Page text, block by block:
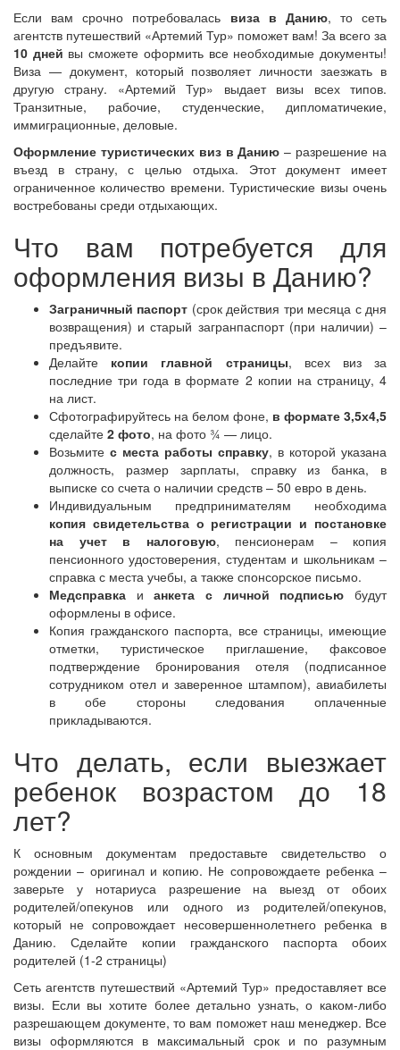
Если вам срочно потребовалась виза в Данию, то сеть
агентств путешествий «Артемий Тур» поможет вам! За всего за
10 дней вы сможете оформить все необходимые документы!
Виза — документ, который позволяет личности заезжать в
другую страну. «Артемий Тур» выдает визы всех типов.
Транзитные, рабочие, студенческие, дипломатичекие,
иммиграционные, деловые.
Оформление туристических виз в Данию – разрешение на
въезд в страну, с целью отдыха. Этот документ имеет
ограниченное количество времени. Туристические визы очень
востребованы среди отдыхающих.
Что вам потребуется для
оформления визы в Данию?
Заграничный паспорт (срок действия три месяца с дня
возвращения) и старый загранпаспорт (при наличии) –
предъявите.
Делайте копии главной страницы, всех виз за
последние три года в формате 2 копии на страницу, 4
на лист.
Сфотографируйтесь на белом фоне, в формате 3,5х4,5
сделайте 2 фото, на фото ¾ — лицо.
Возьмите с места работы справку, в которой указана
должность, размер зарплаты, справку из банка, в
выписке со счета о наличии средств – 50 евро в день.
Индивидуальным предпринимателям необходима
копия свидетельства о регистрации и постановке
на учет в налоговую, пенсионерам – копия
пенсионного удостоверения, студентам и школьникам –
справка с места учебы, а также спонсорское письмо.
Медсправка ианкета с личной подписью будут
оформлены в офисе.
Копия гражданского паспорта, все страницы, имеющие
отметки, туристическое приглашение, факсовое
подтверждение бронирования отеля (подписанное
сотрудником отел и заверенное штампом), авиабилеты
в обе стороны следования оплаченные
прикладываются.
Что делать, если выезжает
ребенок возрастом до 18
лет?
К основным документам предоставьте свидетельство о
рождении – оригинал и копию. Не сопровождаете ребенка –
заверьте у нотариуса разрешение на выезд от обоих
родителей/опекунов или одного из родителей/опекунов,
который не сопровождает несовершеннолетнего ребенка в
Данию. Сделайте копии гражданского паспорта обоих
родителей (1-2 страницы)
Сеть агентств путешествий «Артемий Тур» предоставляет все
визы. Если вы хотите более детально узнать, о каком-либо
разрешающем документе, то вам поможет наш менеджер. Все
визы оформляются в максимальный срок и по разумным